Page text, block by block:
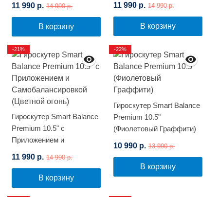
(Космос)
11 990 р. 14 990 р.
В корзину
(Белый граффити)
11 990 р. 14 990 р.
В корзину
Гироскутер Smart Balance
Premium 10.5" с
Приложением и
(Цветной огонь)
11 990 р. 14 990 р.
В корзину
-21%
Гироскутер Smart Balance
Premium 10.5"
(Фиолетовый Граффити)
10 990 р. 13 990 р.
В корзину
-22%